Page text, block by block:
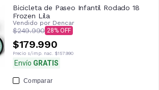
Bicicleta de Paseo Infantil Rodado 18
Frozen Lila
Vendido por Dencar
$249.990 28
$179.990
Precio s/imp. nac. $157.990
Envío GRATIS
Comparar